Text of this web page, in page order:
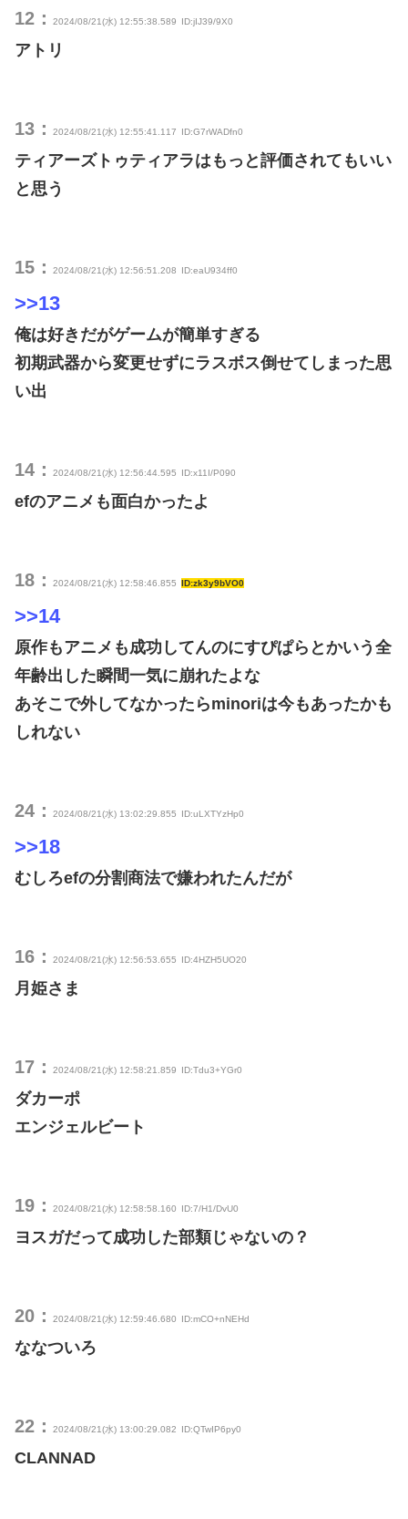
12： 2024/08/21(水) 12:55:38.589 ID:jIJ39/9X0
アトリ
13： 2024/08/21(水) 12:55:41.117 ID:G7rWADfn0
ティアーズトゥティアラはもっと評価されてもいい
と思う
15： 2024/08/21(水) 12:56:51.208 ID:eaU934ff0
>>13
俺は好きだがゲームが簡単すぎる
初期武器から変更せずにラスボス倒せてしまった思
い出
14： 2024/08/21(水) 12:56:44.595 ID:x11I/P090
efのアニメも面白かったよ
18： 2024/08/21(水) 12:58:46.855 ID:zk3y9bVO0
>>14
原作もアニメも成功してんのにすぴぱらとかいう全
年齢出した瞬間一気に崩れたよな
あそこで外してなかったらminoriは今もあったかも
しれない
24： 2024/08/21(水) 13:02:29.855 ID:uLXTYzHp0
>>18
むしろefの分割商法で嫌われたんだが
16： 2024/08/21(水) 12:56:53.655 ID:4HZH5UO20
月姫さま
17： 2024/08/21(水) 12:58:21.859 ID:Tdu3+YGr0
ダカーポ
エンジェルビート
19： 2024/08/21(水) 12:58:58.160 ID:7/H1/DvU0
ヨスガだって成功した部類じゃないの？
20： 2024/08/21(水) 12:59:46.680 ID:mCO+nNEHd
ななついろ
22： 2024/08/21(水) 13:00:29.082 ID:QTwIP6py0
CLANNAD